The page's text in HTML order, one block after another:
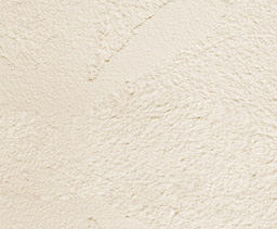
皆さま、こんにちは。夏のように暑い日が
あり体調管理が難しいですね。横浜市K区E
様邸のバス・洗面のリフォーム事例をアッ
プ致しましたのでご覧下さい。お見積り、
ご相談は無料です。お気軽にお問合せ下さ
い。
2026/04/24
ツツジの花が街を鮮やかに彩り、お出かけ
にも最適な季節ですね。当社はゴールデン
ウイーク中も休まず営業しております。リ